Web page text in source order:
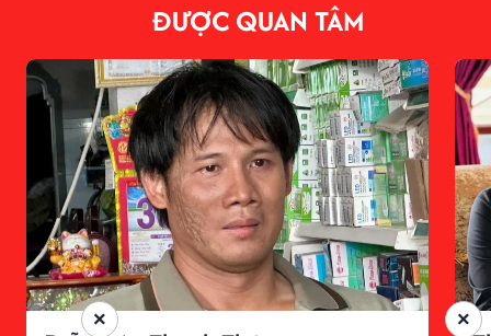
ĐƯỢC QUAN TÂM
×
×